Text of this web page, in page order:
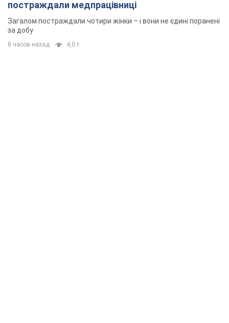
постраждали медпрацівниці
Загалом постраждали чотири жінки – і вони не єдині поранені
за добу
8 часов назад 4,0 т.